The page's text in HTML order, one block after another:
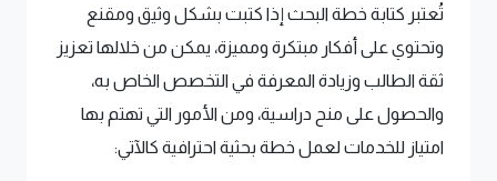
تُعتبر كتابة خطة البحث إذا كتبت بشكل وثيق ومقنع
وتحتوي على أفكار مبتكرة ومميزة، يمكن من خلالها تعزيز
ثقة الطالب وزيادة المعرفة في التخصص الخاص به،
والحصول على منح دراسية، ومن الأمور التي تهتم بها
امتياز للخدمات لعمل خطة بحثية احترافية كالآتي: